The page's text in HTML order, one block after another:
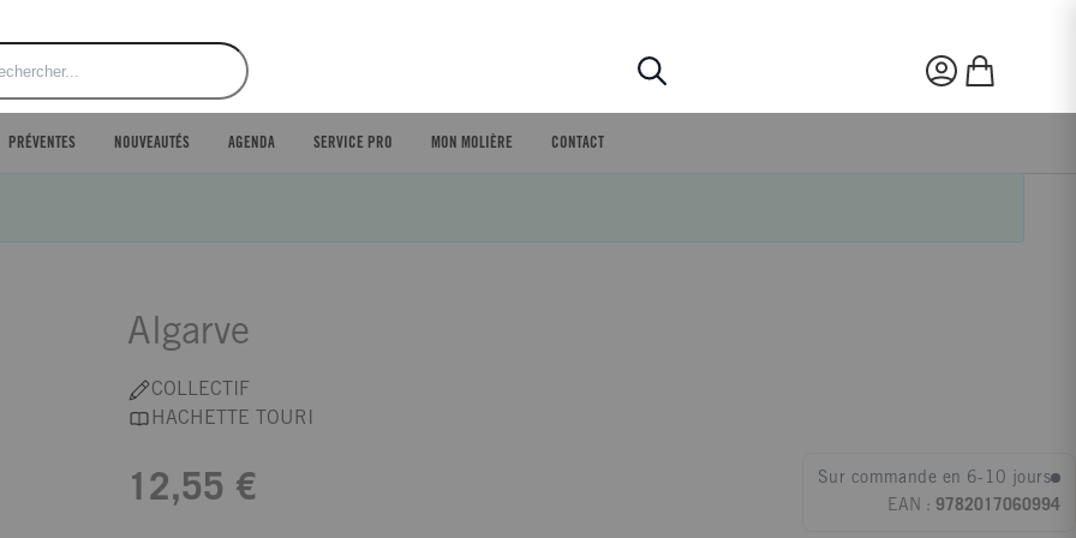
Rechercher
Mon compte
Mon panier
PRÉVENTES NOUVEAUTÉS AGENDA SERVICE PRO MON MOLIÈRE CONTACT
Algarve
COLLECTIF
HACHETTE TOURI
12,55 €
Sur commande en 6-10 jours
EAN : 9782017060994